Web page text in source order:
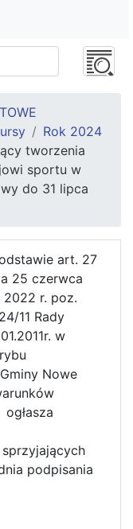
Rok 2024
tworzenia
sportu w
do 31 lipca
art. 27
25 czerwca
2022 r. poz.
11 Rady
w
Nowe
podpisania